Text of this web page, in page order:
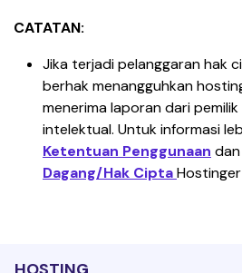
CATATAN:
Jika terjadi pelanggaran hak
berhak menangguhkan
menerima laporan dari
intelektual. Untuk informasi
Ketentuan Penggunaan dan
Dagang/Hak Cipta